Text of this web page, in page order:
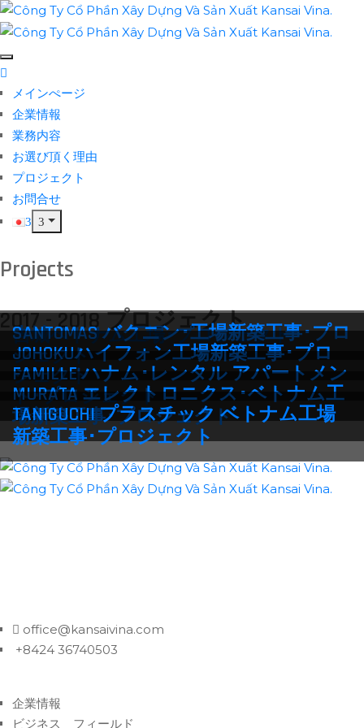
メインぺージ
企業情報
業務内容
お選び頂く理由
プロジェクト
お問合せ
Projects
2017 - 2018 プロジェクト
吉城ベトナム工場･プロジェクト
SANTOMAS バクニン･工場新築工事･プロ
ジェクト
JOHOKUハイフォン工場新築工事･プロ
ジェクト
FAMILLE ハナム･レンタル アパートメン
ト･プロジェクト
MURATA エレクトロニクス･ベトナム工
場新築工事･プロジェクト
TANIGUCHI プラスチック ベトナム工場
新築工事･プロジェクト
office@kansaivina.com
+8424 36740503
企業情報
ビジネス フィールド